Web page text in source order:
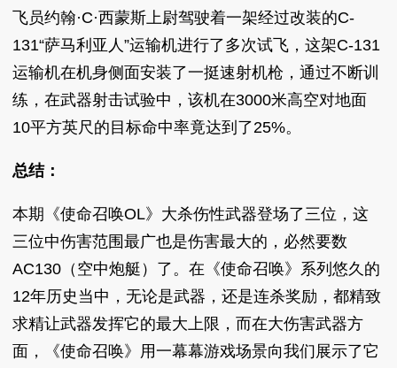
飞员约翰·C·西蒙斯上尉驾驶着一架经过改装的C-
131“萨马利亚人”运输机进行了多次试飞，这架C-131
运输机在机身侧面安装了一挺速射机枪，通过不断训
练，在武器射击试验中，该机在3000米高空对地面
10平方英尺的目标命中率竟达到了25%。
总结：
本期《使命召唤OL》大杀伤性武器登场了三位，这
三位中伤害范围最广也是伤害最大的，必然要数
AC130（空中炮艇）了。在《使命召唤》系列悠久的
12年历史当中，无论是武器，还是连杀奖励，都精致
求精让武器发挥它的最大上限，而在大伤害武器方
面，《使命召唤》用一幕幕游戏场景向我们展示了它